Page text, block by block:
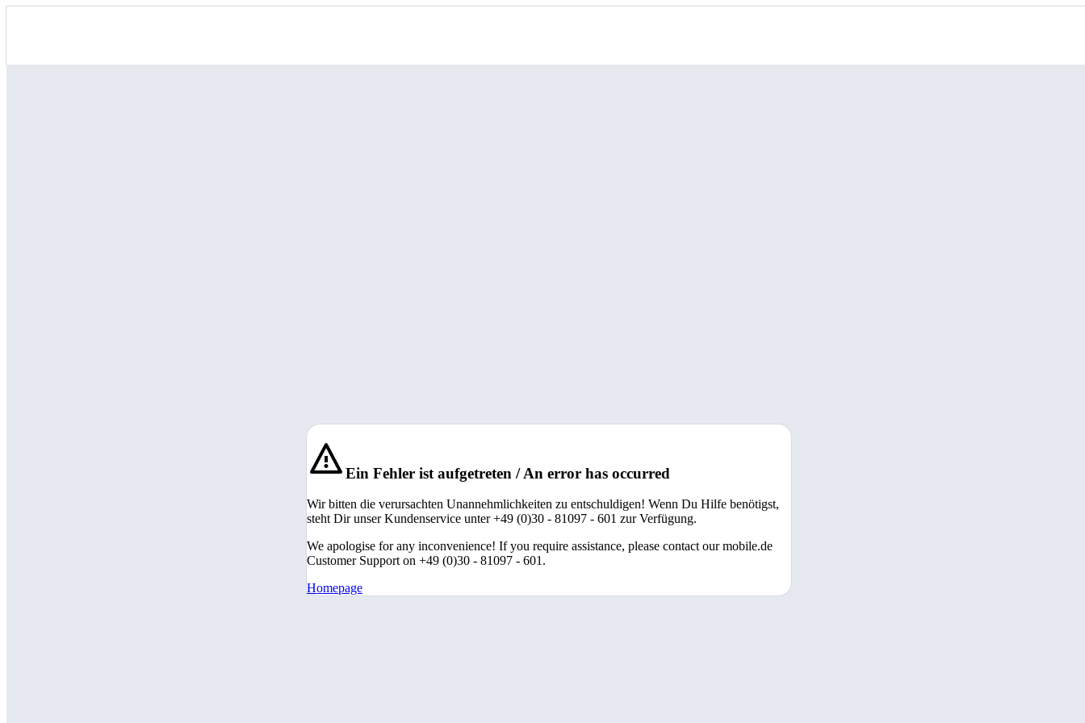
Ein Fehler ist aufgetreten / An error has occurred
Wir bitten die verursachten Unannehmlichkeiten zu entschuldigen! Wenn Du Hilfe benötigst,
steht Dir unser Kundenservice unter +49 (0)30 - 81097 - 601 zur Verfügung.
We apologise for any inconvenience! If you require assistance, please contact our mobile.de
Customer Support on +49 (0)30 - 81097 - 601.
Homepage